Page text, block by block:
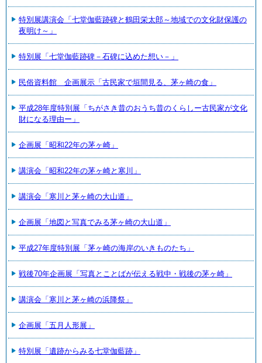
特別展講演会「七堂伽藍跡碑と鶴田栄太郎～地域での文化財保護の
夜明け～」
特別展「七堂伽藍跡碑－石碑に込めた想い－」
民俗資料館 企画展示「古民家で垣間見る、茅ヶ崎の食」
平成28年度特別展「ちがさき昔のおうち昔のくらしー古民家が文化
財になる理由ー」
企画展「昭和22年の茅ヶ崎」
講演会「昭和22年の茅ヶ崎と寒川」
講演会「寒川と茅ヶ崎の大山道」
企画展「地図と写真でみる茅ヶ崎の大山道」
平成27年度特別展「茅ヶ崎の海岸のいきものたち」
戦後70年企画展「写真とことばが伝える戦中・戦後の茅ヶ崎」
講演会「寒川と茅ヶ崎の浜降祭」
企画展「五月人形展」
特別展「遺跡からみる七堂伽藍跡」